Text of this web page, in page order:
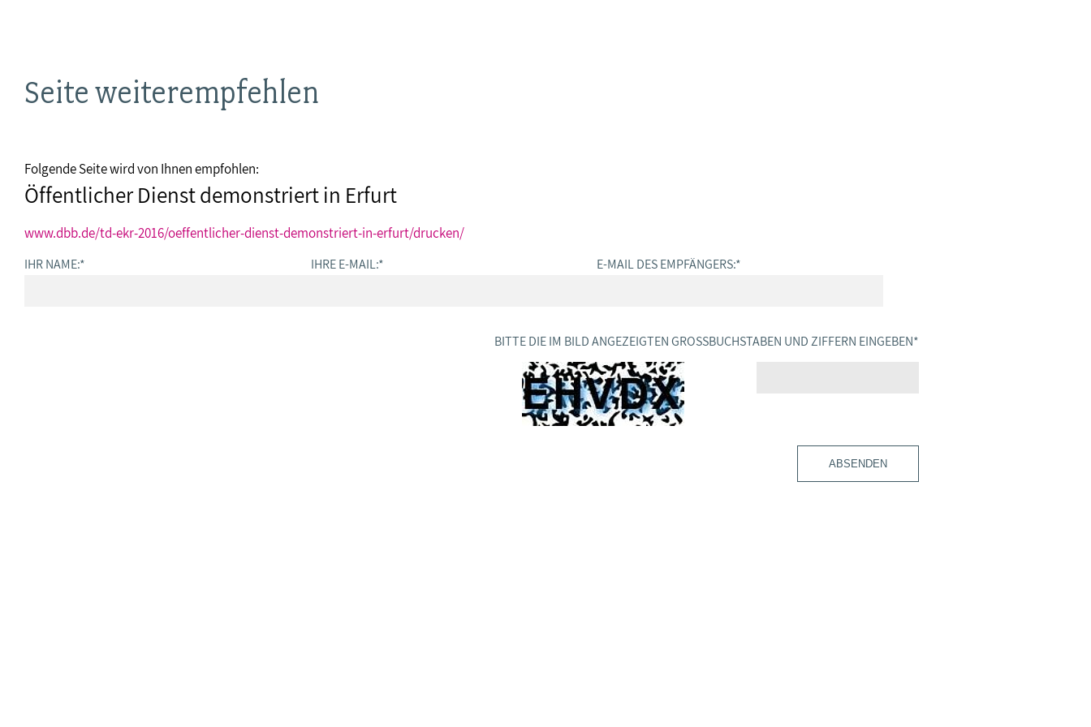
Seite weiterempfehlen
Folgende Seite wird von Ihnen empfohlen:
Öffentlicher Dienst demonstriert in Erfurt
www.dbb.de/td-ekr-2016/oeffentlicher-dienst-demonstriert-in-erfurt/drucken/
IHR NAME:* IHRE E-MAIL:* E-MAIL DES EMPFÄNGERS:*
BITTE DIE IM BILD ANGEZEIGTEN GROSSBUCHSTABEN UND ZIFFERN EINGEBEN *
ABSENDEN